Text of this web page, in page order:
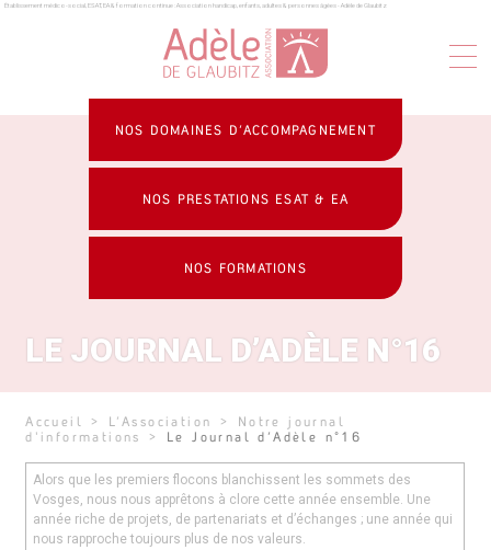
Panneau de gestion des cookies
Établissement médico-social, ESAT, EA & formation continue : Association handicap, enfants, adultes & personnes âgées - Adèle de Glaubitz
NOS DOMAINES D’ACCOMPAGNEMENT
NOS PRESTATIONS ESAT & EA
NOS FORMATIONS
LE JOURNAL D’ADÈLE N°16
Accueil > L’Association > Notre journal
d'informations
> Le Journal d’Adèle n°16
Alors que les premiers flocons blanchissent les sommets des
Vosges, nous nous apprêtons à clore cette année ensemble. Une
année riche de projets, de partenariats et d’échanges ; une année qui
nous rapproche toujours plus de nos valeurs.